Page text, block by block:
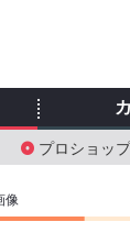
プロショッ
像